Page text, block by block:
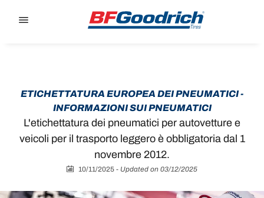
ETICHETTATURA EUROPEA DEI PNEUMATICI -
INFORMAZIONI SUI PNEUMATICI
L'etichettatura dei pneumatici per autovetture e
veicoli per il trasporto leggero è obbligatoria dal 1
novembre 2012.
10/11/2025 - Updated on 03/12/2025